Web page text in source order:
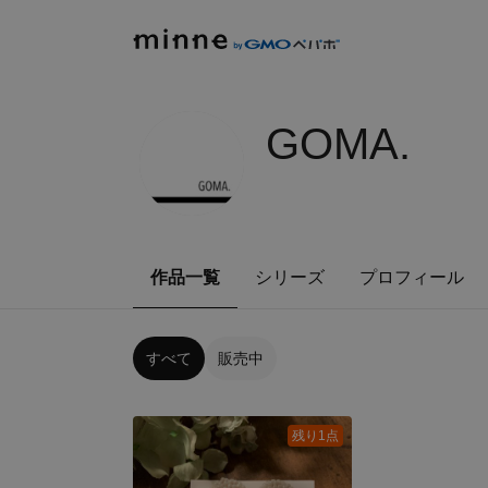
GOMA.
作品一覧 シリーズ プロフィール
すべて 販売中
残り1点